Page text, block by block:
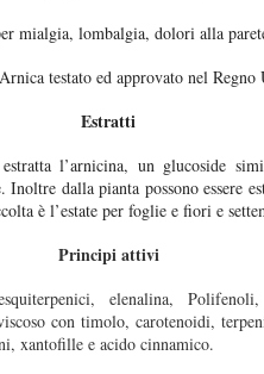
mialgia, lombalgia, dolori alla
testato ed approvato nel Regno
Estratti
l’arnicina, un glucoside
Inoltre dalla pianta possono essere
è l’estate per foglie e fiori e
Principi attivi
elenalina,
con timolo, carotenoidi,
xantofille e acido cinnamico.